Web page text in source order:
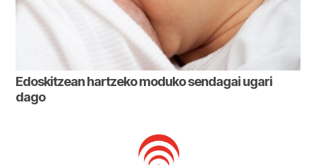
Edoskitzean hartzeko moduko sendagai ugari
dago